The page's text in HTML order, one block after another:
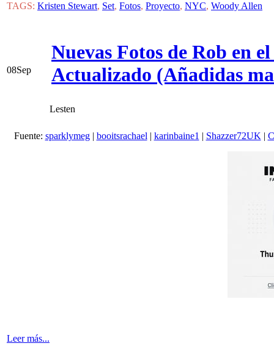
TAGS: Kristen Stewart, Set, Fotos, Proyecto, NYC, Woody Allen
08Sep
Nuevas Fotos de Rob en
Actualizado (Añadidas
Lesten
Fuente: sparklymeg| booitsrachael | karinbaine1 | Shazzer72UK |
Leer más...